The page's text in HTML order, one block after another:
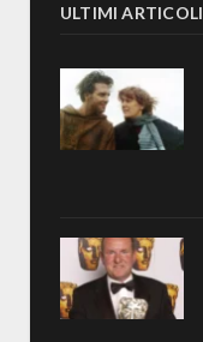
ULTIMI ARTICOLI